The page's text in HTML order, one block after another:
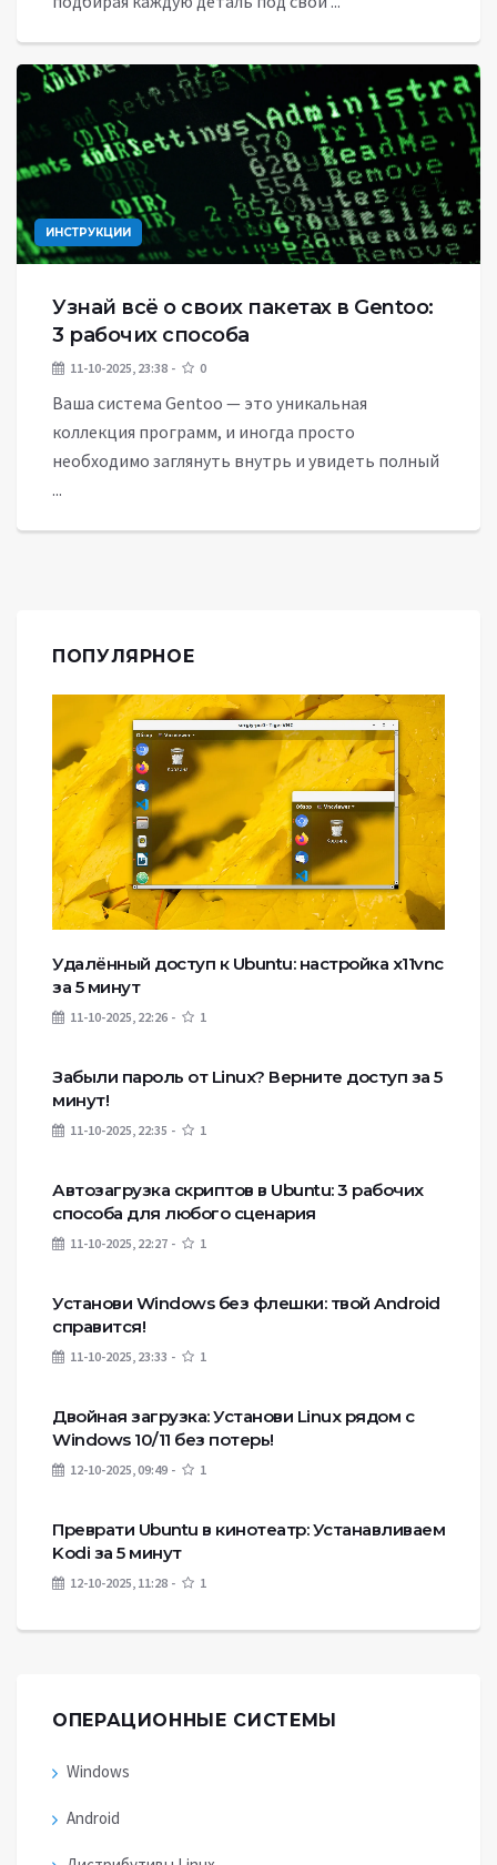
ИНСТРУКЦИИ
Узнай всё о своих пакетах в Gentoo:
3 рабочих способа
11-10-2025, 23:38 0
Ваша система Gentoo — это уникальная
коллекция программ, и иногда просто
необходимо заглянуть внутрь и увидеть полный
...
ПОПУЛЯРНОЕ
Удалённый доступ к Ubuntu: настройка x11vnc
за 5 минут
11-10-2025, 22:26 1
Забыли пароль от Linux? Верните доступ за 5
минут!
11-10-2025, 22:35 1
Автозагрузка скриптов в Ubuntu: 3 рабочих
способа для любого сценария
11-10-2025, 22:27 1
Установи Windows без флешки: твой Android
справится!
11-10-2025, 23:33 1
Двойная загрузка: Установи Linux рядом с
Windows 10/11 без потерь!
12-10-2025, 09:49 1
Преврати Ubuntu в кинотеатр: Устанавливаем
Kodi за 5 минут
12-10-2025, 11:28 1
ОПЕРАЦИОННЫЕ СИСТЕМЫ
Windows
Android